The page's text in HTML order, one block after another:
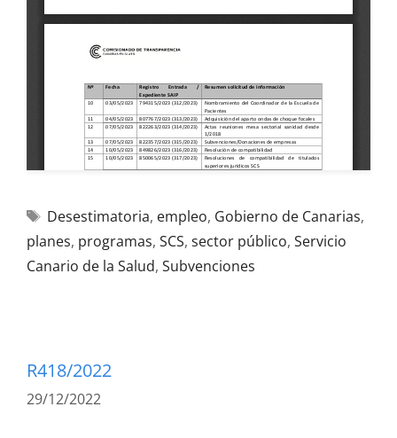
Desestimatoria, empleo, Gobierno de Canarias,
planes, programas, SCS, sector público, Servicio
Canario de la Salud, Subvenciones
R418/2022
29/12/2022